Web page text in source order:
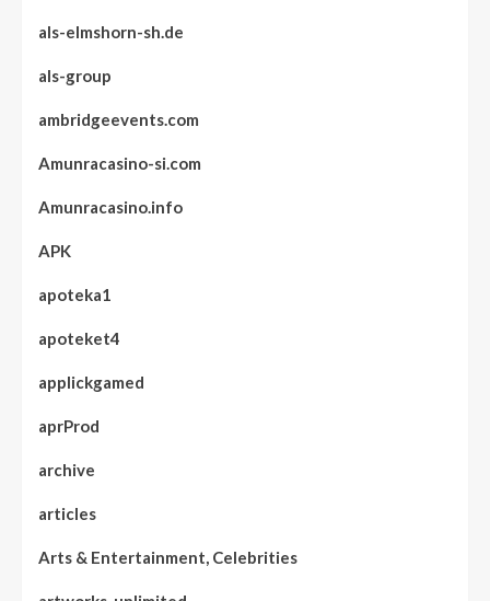
als-elmshorn-sh.de
als-group
ambridgeevents.com
Amunracasino-si.com
Amunracasino.info
APK
apoteka1
apoteket4
applickgamed
aprProd
archive
articles
Arts & Entertainment, Celebrities